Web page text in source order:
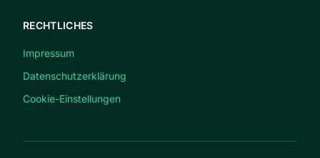
RECHTLICHES
Impressum
Datenschutzerklärung
Cookie-Einstellungen